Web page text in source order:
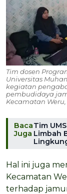
Tim dosen
Universitas
kegiatan
pembudidaya
Kecamatan
Baca
Juga
Tim
Limbah
Hal ini juga
Kecamatan
terhadap